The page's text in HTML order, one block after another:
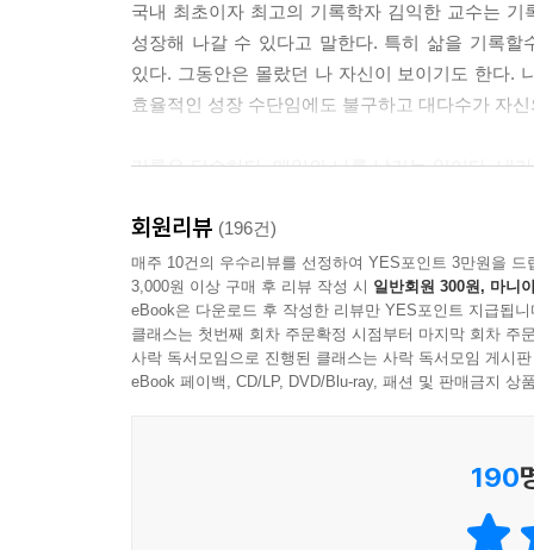
용과 핵심을 놓치기 마련이다. 전부 다 적을 거라
는 이유는 재판장에 증거로 제출하기 위해서가
위함이다.
--- p.216, 「6장 〈대화〉」 중에서
그는 임진왜란이 발생한 1592년부터 2차 전쟁이
의 원칙을 이미 430여 년 전부터 실천하고 있었던
--- p.244, 「7장 〈생각〉」 중에서
플래너를 쓰는 궁극적인 목적은 내 하루를 연상해
상한다는 것은 나 자신을 끊임없이 생각하고 만
전혀 없는 날도 있다. 하지만 다음 날 새롭게 다시
국내 최초이자 최고의 기록학자 김익한 교수는
성장해 나갈 수 있다고 말한다. 특히 삶을 기록
있다. 그동안은 몰랐던 나 자신이 보이기도 한다.
효율적인 성장 수단임에도 불구하고 대다수가 자
기록은 단순하다. 매일의 나를 남기는 일이다. 내
결국 기록은 ‘생각’에서 출발한다. 생각은 기록이
대한민국 1호 기록학자 김익한 교수가 최초로 전하
인생에서 무엇을 기록하고 실천해야 하는지에 대
『거인의 노트』는 대한민국의 기록을 책임져온
3단계 성장 기록법은 쉽고 간단하며 누구에게나
이 책은 총 3부로 구성되어 있다. 1부 〈기록하
회원리뷰 (196건)
매주 10건의 우수리뷰를 선정하여 YES포인트 3만원을 드
3,000원 이상 구매 후 리뷰 작성 시 일반회원 300원, 마니
eBook은 다운로드 후 작성한 리뷰만 YES포인트 지급됩니
클래스는 첫번째 회차 주문확정 시점부터 마지막 회차 주
사락 독서모임으로 진행된 클래스는 사락 독서모임 게시
eBook 페이백, CD/LP, DVD/Blu-ray, 패션 및 판매금지 상
190